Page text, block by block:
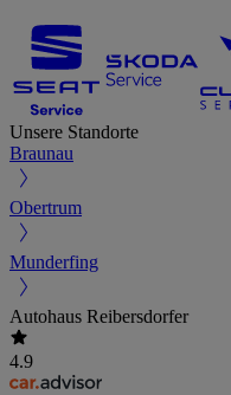
Unsere Standorte
Braunau
Obertrum
Munderfing
Autohaus Reibersdorfer
4.9